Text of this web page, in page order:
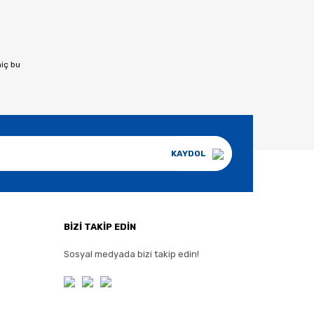
bu
KAYDOL
BİZİ TAKİP EDİN
Sosyal medyada bizi takip edin!